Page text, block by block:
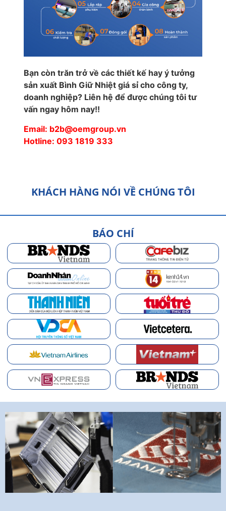
Bạn còn trăn trở về các thiết kế hay ý tưởng
sản xuất Bình Giữ Nhiệt giá sỉ cho công ty,
doanh nghiệp? Liên hệ để được chúng tôi tư
vấn ngay hôm nay!!
Email: b2b@oemgroup.vn
Hotline: 093 1819 333
KHÁCH HÀNG NÓI VỀ CHÚNG TÔI
BÁO CHÍ